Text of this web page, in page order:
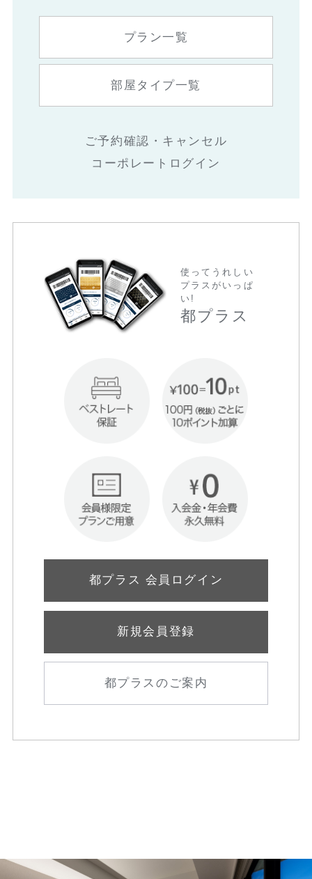
プラン一覧
部屋タイプ一覧
ご予約確認・キャンセル
コーポレートログイン
使ってうれしい
プラスがいっぱ
い!
都プラス
都プラス 会員ログイン
新規会員登録
都プラスのご案内